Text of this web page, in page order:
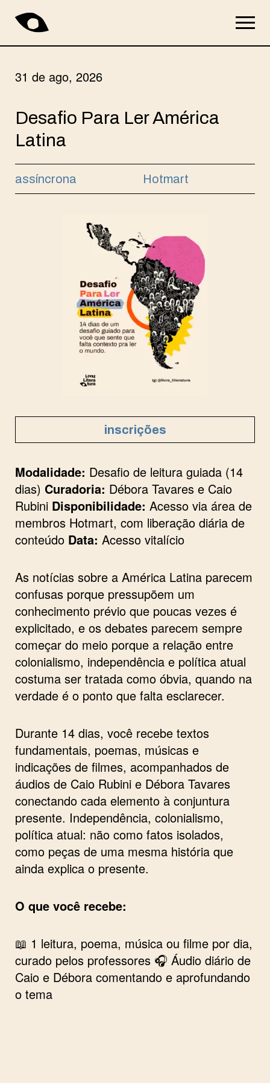
31 de ago, 2026
Desafio Para Ler América
Latina
assíncrona Hotmart
inscrições
Modalidade: Desafio de leitura guiada (14
dias) Curadoria: Débora Tavares e Caio
Rubini Disponibilidade: Acesso via área de
membros Hotmart, com liberação diária de
conteúdo Data: Acesso vitalício
As notícias sobre a América Latina parecem
confusas porque pressupõem um
conhecimento prévio que poucas vezes é
explicitado, e os debates parecem sempre
começar do meio porque a relação entre
colonialismo, independência e política atual
costuma ser tratada como óbvia, quando na
verdade é o ponto que falta esclarecer.
Durante 14 dias, você recebe textos
fundamentais, poemas, músicas e
indicações de filmes, acompanhados de
áudios de Caio Rubini e Débora Tavares
conectando cada elemento à conjuntura
presente. Independência, colonialismo,
política atual: não como fatos isolados,
como peças de uma mesma história que
ainda explica o presente.
O que você recebe:
📖 1 leitura, poema, música ou filme por dia,
curado pelos professores 🎧 Áudio diário de
Caio e Débora comentando e aprofundando
o tema